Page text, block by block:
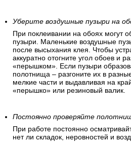
Уберите воздушные пузыри на
При поклеивании на обоях могут
пузыри. Маленькие воздушные
после высыхания клея. Чтобы
аккуратно отогните угол обоев и
«перышком». Если пузыри
полотнища – разгоните их в
мелкие части и выдавливая на
«перышко» или резиновый валик.
Постоянно проверяйте
При работе постоянно
нет ли складок, неровностей и